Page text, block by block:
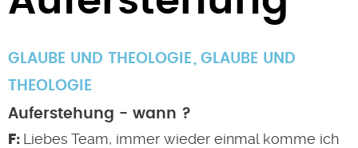
GLAUBE UND THEOLOGIE
GLAUBE UND
THEOLOGIE
Auferstehung - wann ?
Liebes Team, immer wieder einmal komme ich